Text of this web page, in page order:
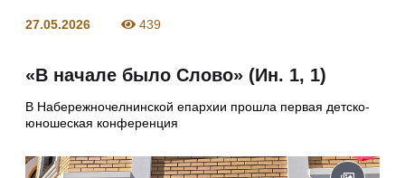
27.05.2026 439
«В начале было Слово» (Ин. 1, 1)
В Набережночелнинской епархии прошла первая детско-
юношеская конференция